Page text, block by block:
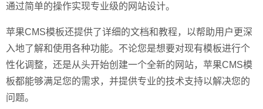
通过简单的操作实现专业级的网站设计。
苹果CMS模板还提供了详细的文档和教程，以帮助用户更深
入地了解和使用各种功能。不论您是想要对现有模板进行个
性化调整，还是从头开始创建一个全新的网站，苹果CMS模
板都能够满足您的需求，并提供专业的技术支持以解决您的
问题。